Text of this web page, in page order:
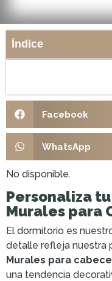
Índice
Facebook
WhatsApp
No disponible.
Personaliza
Murales para
El dormitorio es
detalle refleja nuestra
Murales para
una tendencia